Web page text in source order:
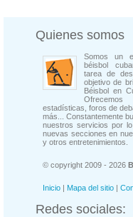
Quienes somos
Somos un
béisbol
tarea de
objetivo de
Béisbol en
estadísticas, foros de
más... Constantemente
nuestros servicios por
nuevas secciones en
y otros entretenimientos.
© copyright 2009 - 2026
Inicio | Mapa del sitio |
Redes sociales: